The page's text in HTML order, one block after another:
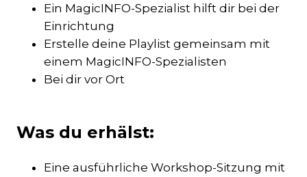
Ein MagicINFO-Spezialist hilft dir bei der
Einrichtung
Erstelle deine Playlist gemeinsam mit
einem MagicINFO-Spezialisten
Bei dir vor Ort
Was du erhälst:
Eine ausführliche Workshop-Sitzung mit